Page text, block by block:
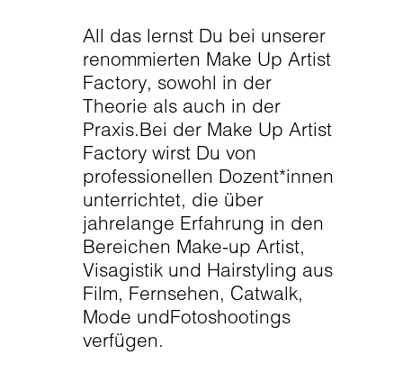
All das lernst Du bei unserer
renommierten Make Up Artist
Factory, sowohl in der
Theorie als auch in der
Praxis.Bei der Make Up Artist
Factory wirst Du von
professionellen Dozent*innen
unterrichtet, die über
jahrelange Erfahrung in den
Bereichen Make-up Artist,
Visagistik und Hairstyling aus
Film, Fernsehen, Catwalk,
Mode undFotoshootings
verfügen.